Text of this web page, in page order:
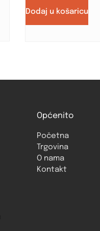
Dodaj u košaricu
Općenito
Početna
Trgovina
O nama
Kontakt